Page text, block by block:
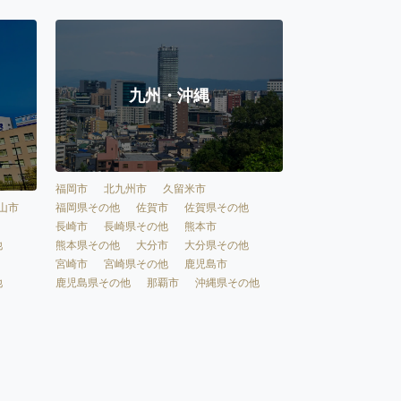
市
九州・沖縄
福岡市 北九州市
久留米市
福岡県その他
佐賀市
佐賀県その他
長崎市
長崎県その他
熊本市
熊本県その他
大分市
大分県その他
宮崎市
宮崎県その他
鹿児島市
鹿児島県その他
那覇市 沖縄県その他